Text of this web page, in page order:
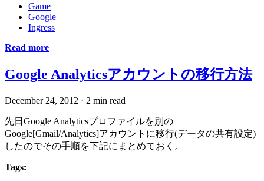
Game
Google
Ingress
Read more
Google Analyticsアカウントの移行方法
December 24, 2012 · 2 min read
先日Google Analyticsプロファイルを別の
Google[Gmail/Analytics]アカウントに移行(データの共有設定)
したのでその手順を下記にまとめておく。
Tags: